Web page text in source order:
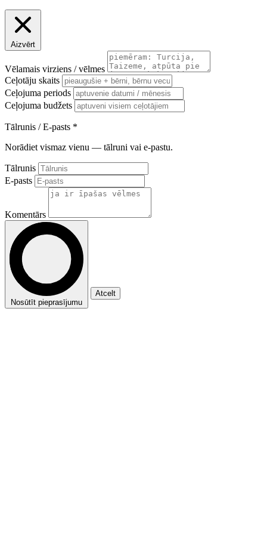
Aizvērt
Vēlamais virziens / vēlmes
Ceļotāju skaits
Ceļojuma periods
Ceļojuma budžets
Tālrunis / E-pasts *
Norādiet vismaz vienu — tālruni vai e-pastu.
Tālrunis
E-pasts
Komentārs
Nosūtīt pieprasījumu
Atcelt